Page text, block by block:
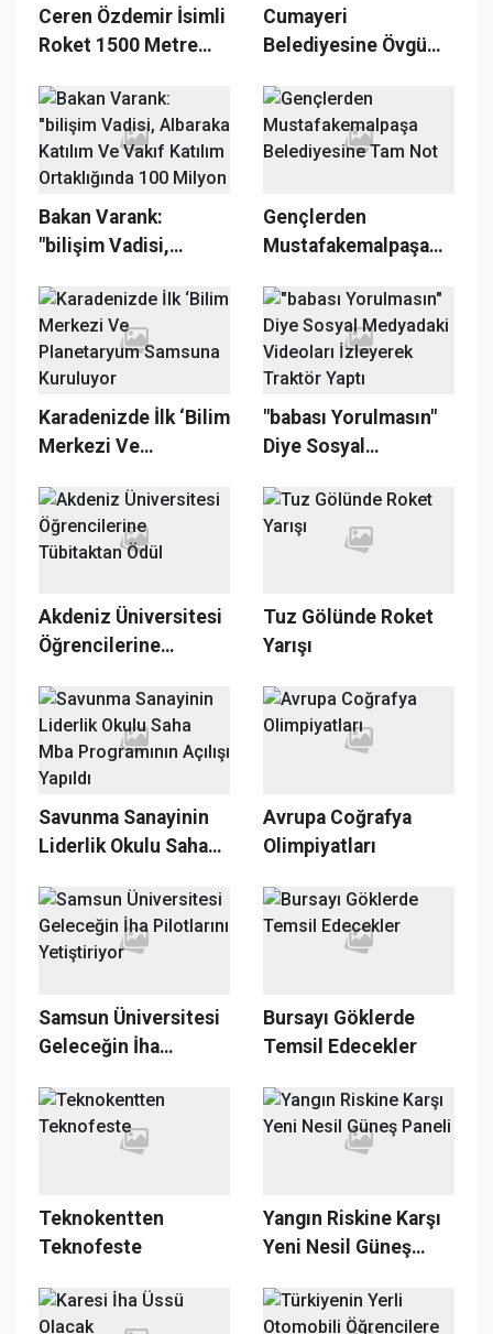
Ceren Özdemir İsimli
Roket 1500 Metre
Cumayeri
Belediyesine Övgü
Bakan Varank:
"bilişim Vadisi,
Vakıf Katılım
Ortaklığında 100
Milyon Liralık Bir Fon
Kuruyoruz"
Gençlerden
Mustafakemalpaşa
Not
Karadenizde İlk ‘Bilim
Merkezi Ve
Samsuna Kuruluyor
"babası Yorulmasın"
Diye Sosyal
İzleyerek Traktör
Yaptı
Akdeniz Üniversitesi
Öğrencilerine
Tuz Gölünde Roket
Yarışı
Savunma Sanayinin
Liderlik Okulu Saha
Açılışı Yapıldı
Avrupa Coğrafya
Olimpiyatları
Samsun Üniversitesi
Geleceğin İha
Yetiştiriyor
Bursayı Göklerde
Temsil Edecekler
Teknokentten
Teknofeste
Yangın Riskine Karşı
Yeni Nesil Güneş